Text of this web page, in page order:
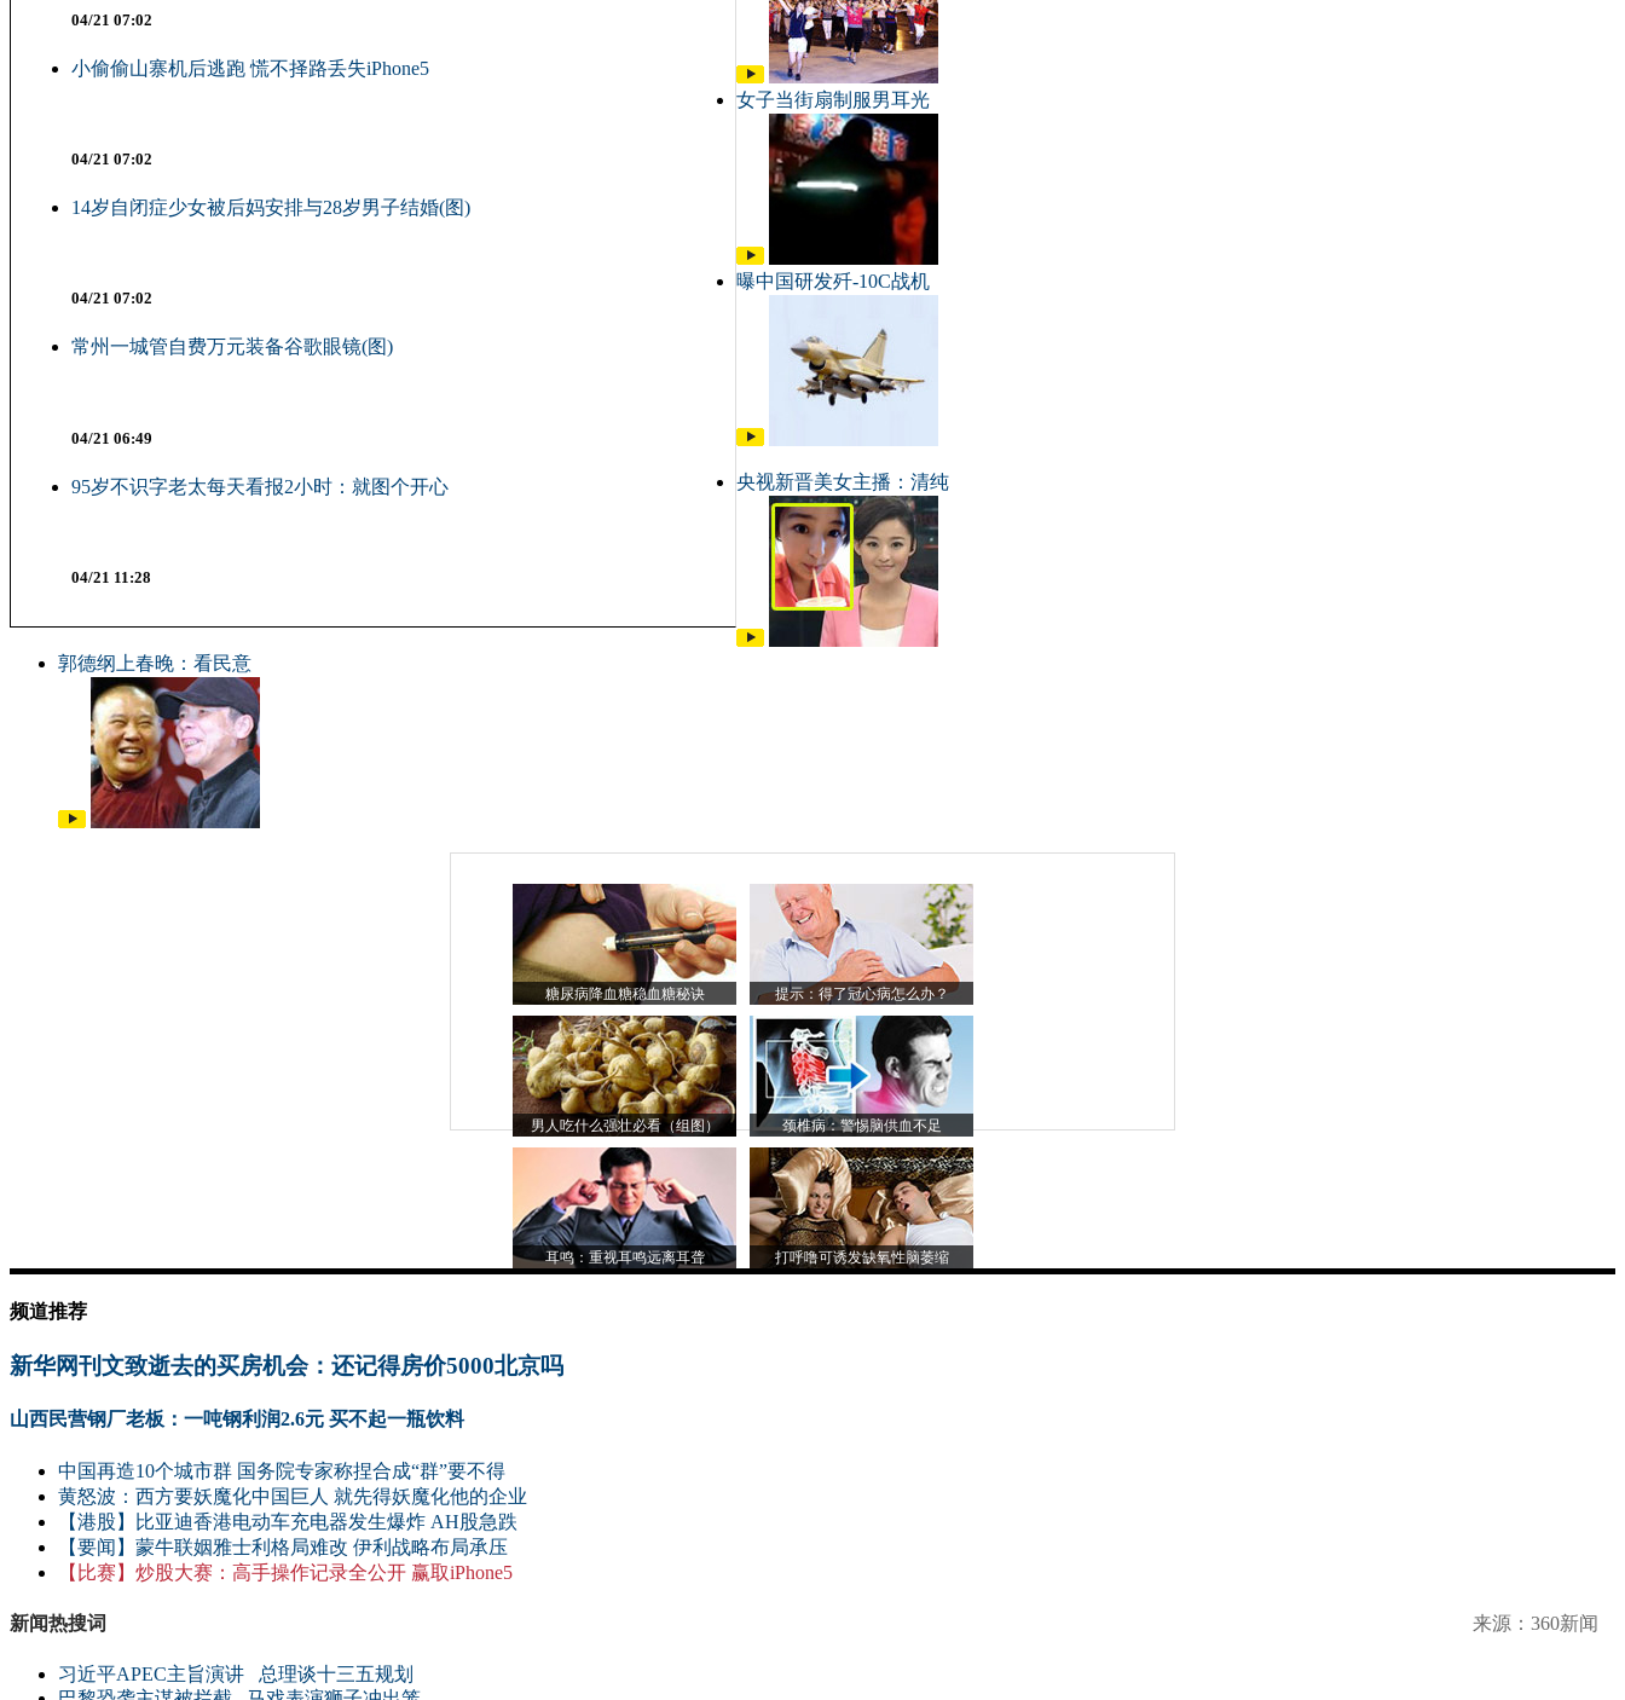
04/21 07:02
小偷偷山寨机后逃跑 慌不择路丢失iPhone5
04/21 07:02
14岁自闭症少女被后妈安排与28岁男子结婚(图)
04/21 07:02
常州一城管自费万元装备谷歌眼镜(图)
04/21 06:49
95岁不识字老太每天看报2小时：就图个开心
04/21 11:28
女子当街扇制服男耳光
曝中国研发歼-10C战机
央视新晋美女主播：清纯
郭德纲上春晚：看民意
糖尿病降血糖稳血糖秘诀 提示：得了冠心病怎么办？
男人吃什么强壮必看（组图） 颈椎病：警惕脑供血不足
耳鸣：重视耳鸣远离耳聋 打呼噜可诱发缺氧性脑萎缩
频道推荐
新华网刊文致逝去的买房机会：还记得房价5000北京吗
山西民营钢厂老板：一吨钢利润2.6元 买不起一瓶饮料
中国再造10个城市群 国务院专家称捏合成“群”要不得
黄怒波：西方要妖魔化中国巨人 就先得妖魔化他的企业
【港股】
比亚迪香港电动车充电器发生爆炸 AH股急跌
【要闻】 蒙牛联姻雅士利格局难改 伊利战略布局承压
【比赛】 炒股大赛：高手操作记录全公开 赢取iPhone5
来源： 360新闻
新闻热搜词
习近平APEC主旨演讲
总理谈十三五规划